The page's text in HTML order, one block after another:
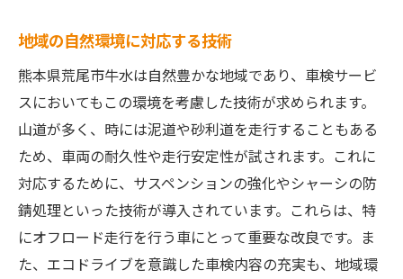
地域の自然環境に対応する技術
熊本県荒尾市牛水は自然豊かな地域であり、車検サービ
スにおいてもこの環境を考慮した技術が求められます。
山道が多く、時には泥道や砂利道を走行することもある
ため、車両の耐久性や走行安定性が試されます。これに
対応するために、サスペンションの強化やシャーシの防
錆処理といった技術が導入されています。これらは、特
にオフロード走行を行う車にとって重要な改良です。ま
た、エコドライブを意識した車検内容の充実も、地域環